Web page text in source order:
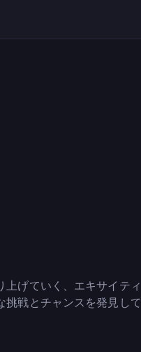
げていく、エキサイティ
挑戦とチャンスを発見して